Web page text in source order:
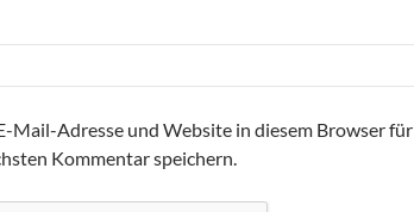
Mail-Adresse und Website in diesem Browser für
Kommentar speichern.